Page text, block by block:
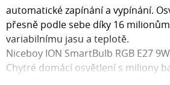
automatické zapínání a vypínání.
přesně podle sebe díky 16
variabilnímu jasu a teplotě.
Niceboy ION SmartBulb RGB E27 9W
Chytré domácí osvětlení s miliony